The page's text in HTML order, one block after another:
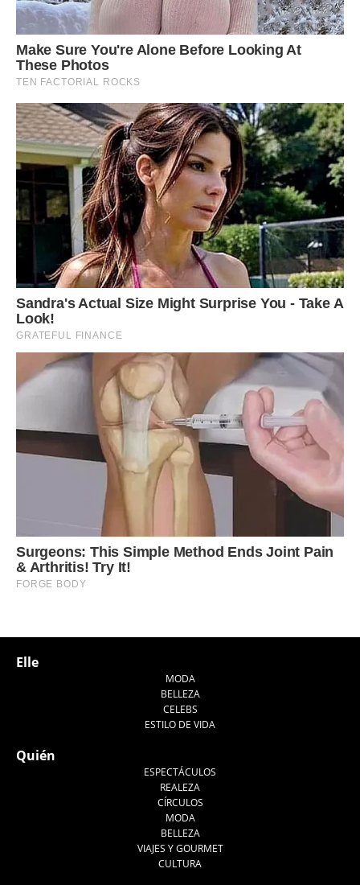
Elle
MODA
BELLEZA
CELEBS
ESTILO DE VIDA
Quién
ESPECTÁCULOS
REALEZA
CÍRCULOS
MODA
BELLEZA
VIAJES Y GOURMET
CULTURA